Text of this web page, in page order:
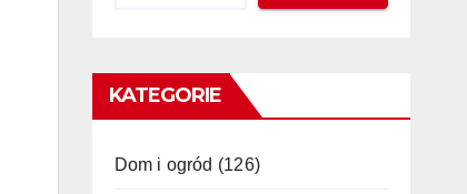
KATEGORIE
Dom i ogród (126)